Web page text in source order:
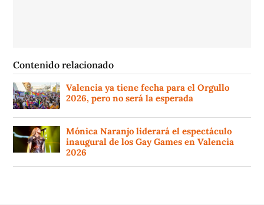
Contenido relacionado
Valencia ya tiene fecha para el Orgullo
2026, pero no será la esperada
Mónica Naranjo liderará el espectáculo
inaugural de los Gay Games en Valencia
2026